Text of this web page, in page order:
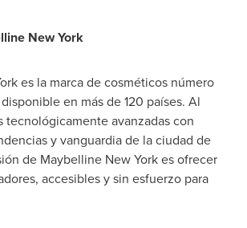
New York
es la marca de cosméticos número
en más de 120 países. Al
tecnológicamente avanzadas con
y vanguardia de la ciudad de
de Maybelline New York es ofrecer
accesibles y sin esfuerzo para